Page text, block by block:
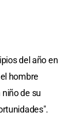
del año en
hombre
de su